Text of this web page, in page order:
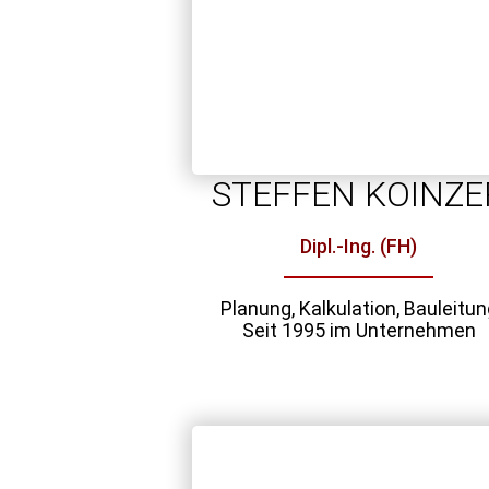
STEFFEN
Dipl.-Ing. (FH)
Planung, Kalkulation,
Seit 1995 im Unternehmen